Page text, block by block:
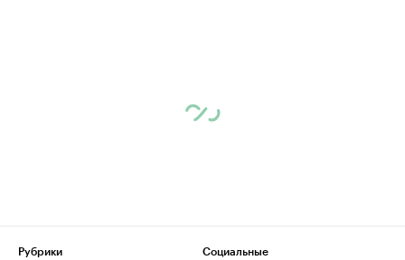
Рубрики
Социальные